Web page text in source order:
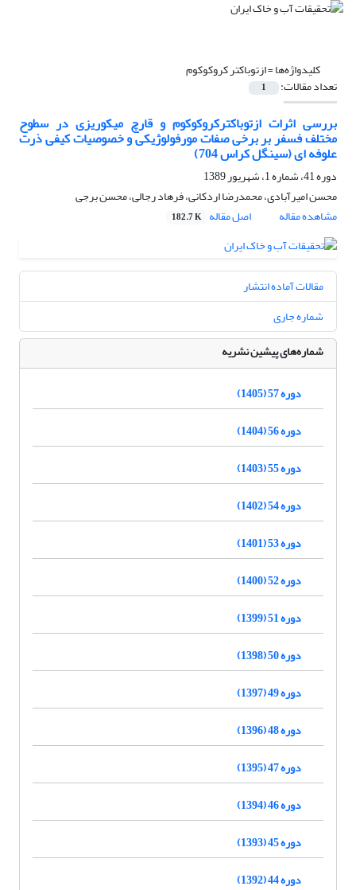
کلیدواژه‌ها =ازتوباکتر کروکوکوم
تعداد مقالات: 1
بررسی اثرات ازتوباکترکروکوکوم و قارچ میکوریزی در سطوح
مختلف فسفر بر برخی صفات مورفولوژیکی و خصوصیات کیفی ذرت
علوفه ای (سینگل کراس 704)
دوره 41، شماره 1، شهریور 1389
محسن امیرآبادی، محمدرضا اردکانی، فرهاد رجالی، محسن برجی
مشاهده مقاله
اصل مقاله 182.7 K
مقالات آماده انتشار
شماره جاری
شماره‌های پیشین نشریه
دوره 57 (1405)
دوره 56 (1404)
دوره 55 (1403)
دوره 54 (1402)
دوره 53 (1401)
دوره 52 (1400)
دوره 51 (1399)
دوره 50 (1398)
دوره 49 (1397)
دوره 48 (1396)
دوره 47 (1395)
دوره 46 (1394)
دوره 45 (1393)
دوره 44 (1392)